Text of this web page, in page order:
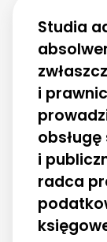
Studia
i
i
radca